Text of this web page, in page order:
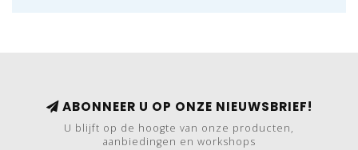
ABONNEER U OP ONZE NIEUWSBRIEF!
U blijft op de hoogte van onze producten,
aanbiedingen en workshops